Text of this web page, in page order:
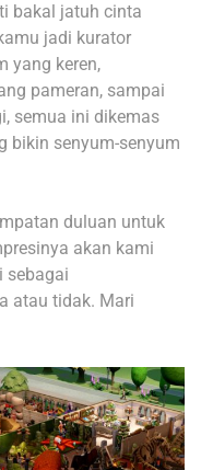
bakal jatuh cinta
jadi kurator
yang keren,
pameran, sampai
semua ini dikemas
bikin senyum-senyum
duluan untuk
akan kami
sebagai
atau tidak. Mari